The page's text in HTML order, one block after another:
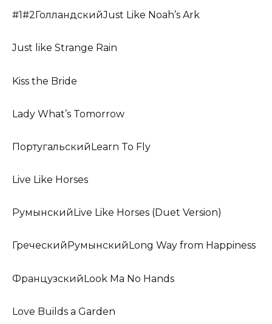
#1#2ГолландскийJust Like Noah’s Ark
Just like Strange Rain
Kiss the Bride
Lady What’s Tomorrow
ПортугальскийLearn To Fly
Live Like Horses
РумынскийLive Like Horses (Duet Version)
ГреческийРумынскийLong Way from Happiness
ФранцузскийLook Ma No Hands
Love Builds a Garden